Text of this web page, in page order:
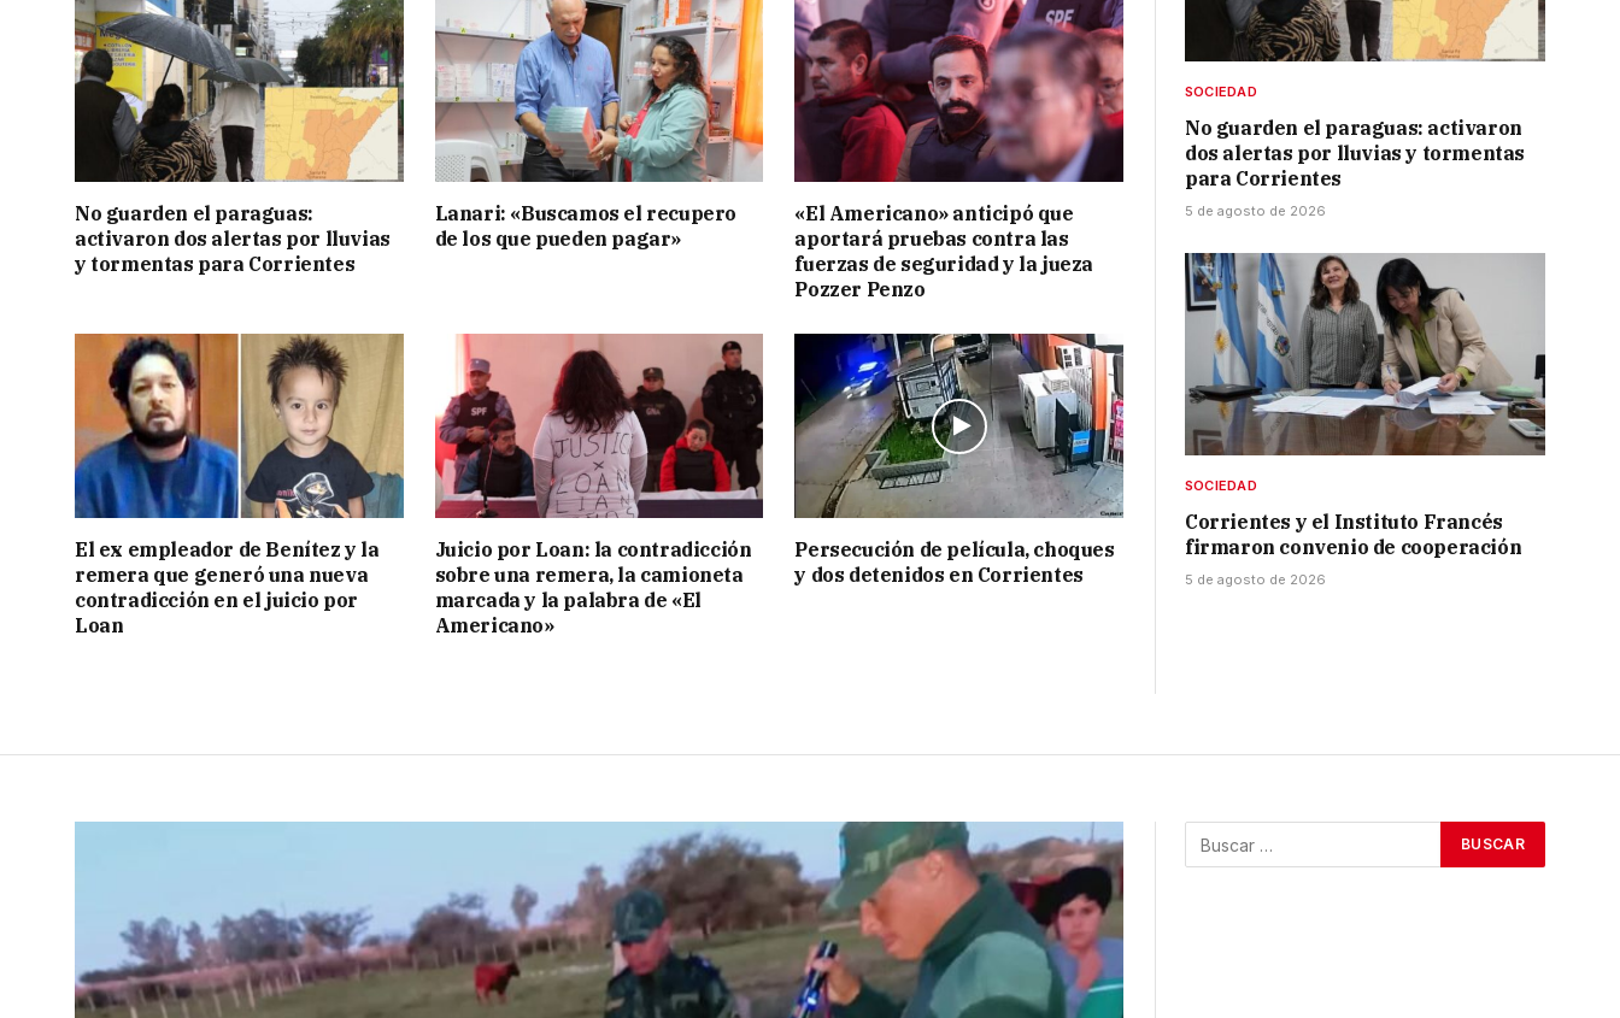
No guarden el paraguas:
activaron dos alertas por lluvias
y tormentas para Corrientes
Lanari: «Buscamos el recupero
de los que pueden pagar»
«El Americano» anticipó que
aportará pruebas contra las
fuerzas de seguridad y la jueza
Pozzer Penzo
El ex empleador de Benítez y la
remera que generó una nueva
contradicción en el juicio por
Loan
Juicio por Loan: la contradicción
sobre una remera, la camioneta
marcada y la palabra de «El
Americano»
Persecución de película, choques
y dos detenidos en Corrientes
SOCIEDAD
No guarden el paraguas: activaron
dos alertas por lluvias y tormentas
para Corrientes
5 de agosto de 2026
SOCIEDAD
Corrientes y el Instituto Francés
firmaron convenio de cooperación
5 de agosto de 2026